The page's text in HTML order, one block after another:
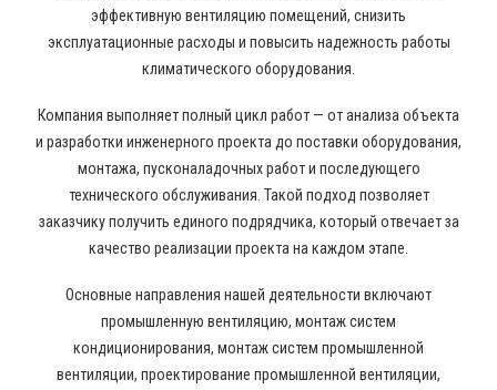
эффективную вентиляцию помещений, снизить
эксплуатационные расходы и повысить надежность работы
климатического оборудования.
Компания выполняет полный цикл работ — от анализа объекта
и разработки инженерного проекта до поставки оборудования,
монтажа, пусконаладочных работ и последующего
технического обслуживания. Такой подход позволяет
заказчику получить единого подрядчика, который отвечает за
качество реализации проекта на каждом этапе.
Основные направления нашей деятельности включают
промышленную вентиляцию, монтаж систем
кондиционирования, монтаж систем промышленной
вентиляции, проектирование промышленной вентиляции,